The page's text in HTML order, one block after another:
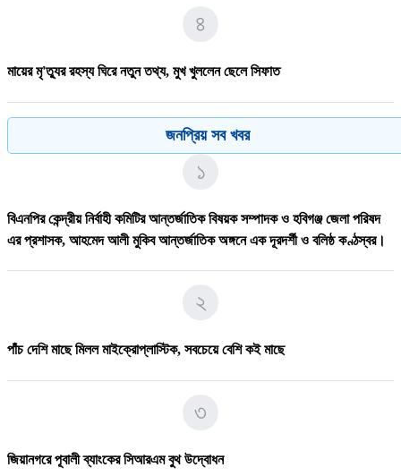
৪
মায়ের মৃ'ত্যুর রহস্য ঘিরে নতুন তথ্য, মুখ খুললেন ছেলে সিফাত
৫
পদ্মায় বাসডুবিতে রানা প্লাজার সেই নাসিমার মৃ/ত্যু
৬
৭
১০ দফা দাবি মেনে নিলেন ট্রাম্প, চুক্তিতে বিজয় ইরান
জনপ্রিয় সব খবর
১
বিএনপির কেন্দ্রীয় নির্বাহী কমিটির আন্তর্জাতিক বিষয়ক সম্পাদক ও হবিগঞ্জ জেলা পরিষদ
এর প্রশাসক, ​আহমেদ আলী মুকিব আন্তর্জাতিক অঙ্গনে এক দূরদর্শী ও বলিষ্ঠ কণ্ঠস্বর।
২
পাঁচ দেশি মাছে মিলল মাইক্রোপ্লাস্টিক, সবচেয়ে বেশি কই মাছে
৩
জিয়ানগরে পূবালী ব্যাংকের সিআরএম বুথ উদ্বোধন